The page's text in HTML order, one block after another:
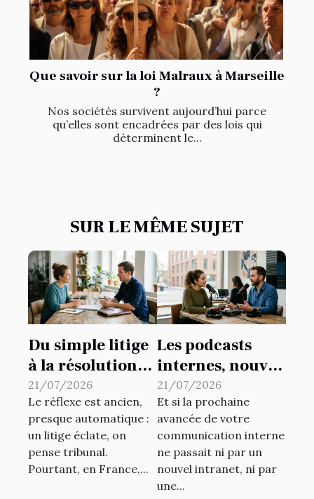
Que savoir sur la loi Malraux à Marseille
?
Nos sociétés survivent aujourd’hui parce
qu’elles sont encadrées par des lois qui
déterminent le...
SUR LE MÊME SUJET
Du simple litige
à la résolution
amiable :
repenser ses
réflexes
juridiques
21/07/2026
Le réflexe est ancien,
presque automatique :
un litige éclate, on
pense tribunal.
Pourtant, en France,...
Les podcasts
internes, nouvel
outil
insoupçonné de
dynamisation de
la
communication
d’entreprise
21/07/2026
Et si la prochaine
avancée de votre
communication interne
ne passait ni par un
nouvel intranet, ni par
une...